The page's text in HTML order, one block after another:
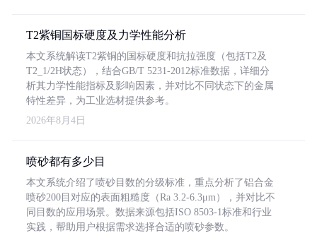
T2紫铜国标硬度及力学性能分析
本文系统解读T2紫铜的国标硬度和抗拉强度（包括T2及
T2_1/2H状态），结合GB/T 5231-2012标准数据，详细分
析其力学性能指标及影响因素，并对比不同状态下的金属
特性差异，为工业选材提供参考。
2026年8月4日
喷砂都有多少目
本文系统介绍了喷砂目数的分级标准，重点分析了铝合金
喷砂200目对应的表面粗糙度（Ra 3.2-6.3μm），并对比不
同目数的应用场景。数据来源包括ISO 8503-1标准和行业
实践，帮助用户根据需求选择合适的喷砂参数。